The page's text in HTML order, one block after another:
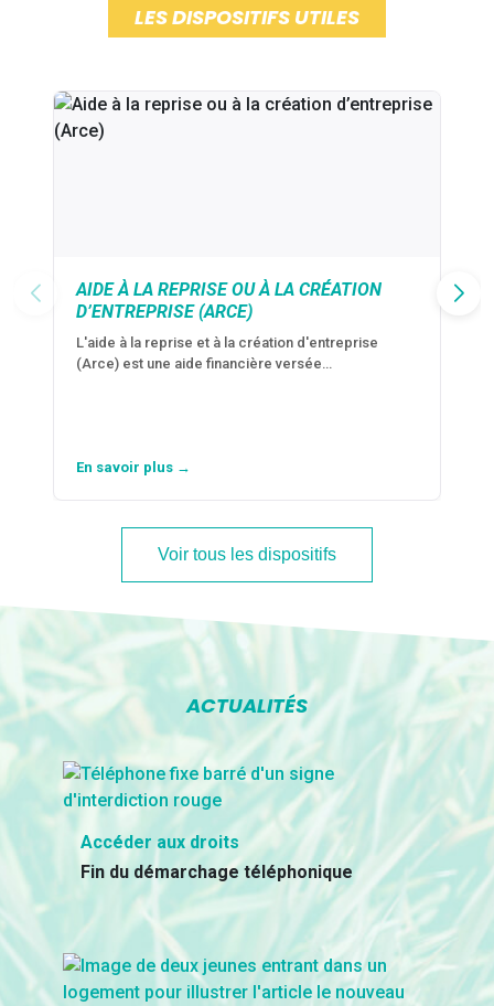
LES DISPOSITIFS UTILES
AIDE À LA REPRISE OU À LA CRÉATION
D’ENTREPRISE (ARCE)
L'aide à la reprise et à la création d'entreprise
(Arce) est une aide financière versée…
En savoir plus →
Voir tous les dispositifs
ACTUALITÉS
Accéder aux droits
Fin du démarchage téléphonique